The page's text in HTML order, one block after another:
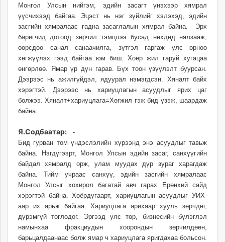
Монгол Улсын нийгэм, эдийн засагт үнэхээр хямрал
үүсчихээд байгаа. Эцэст нь нэг зүйлийг хэлэхэд, эдийн
засгийн хямралаас гадна засаглалын хямрал байна. Эрх
баригчид дотоод зөрчил тэмцлээ бусад нөхдөд нялзааж,
өөрсдөө санал санаачилга, зүтгэл гаргаж улс орноо
хөгжүүлэх гээд байгаа юм биш. Хоёр жил гаруй хугацаа
өнгөрлөө. Ямар үр дүн гарав. Бүх тоон үзүүлэлт буурсан.
Дээрээс нь ажилгүйдэл, ядуурал нэмэгдсэн. Хяналт байх
хэрэгтэй. Дээрээс нь хариуцлагын асуудлыг ярих цаг
болжээ. Хяналт+хариуцлага=Хөгжил гэж бид үзэж, шаардаж
байна.
Я.Содбаатар: -
Бид гурван том үндэслэлийн хүрээнд энэ асуудлыг тавьж
байна. Нэгдүгээрт, Монгол Улсын эдийн засаг, санхүүгийн
байдал хямралд орж, улам муудах дүр зураг харагдаж
байна. Тийм учраас санхүү, эдийн засгийн хямралаас
Монгол Улсыг хохирол багатай авч гарах Ерөнхий сайд
хэрэгтэй байна. Хоёрдугаарт, хариуцлагын асуудлыг УИХ-
аар их ярьж байгаа. Хариуцлага ярихаар хууль зөрчдөг,
дүрэмгүй тоглодог. Эргээд улс төр, бизнесийн бүлэглэл
намынхаа фракциудын хоорондын зөрчилдөөн,
барьцалдаанаас болж ямар ч хариуцлага яригдахаа больсон.